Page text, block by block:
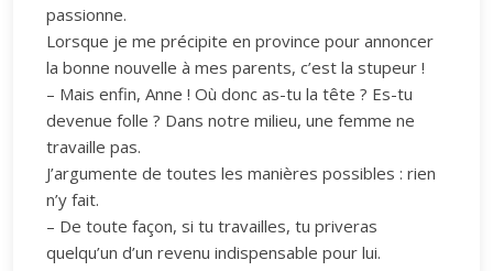
passionne.
Lorsque je me précipite en province pour annoncer
la bonne nouvelle à mes parents, c’est la stupeur !
– Mais enfin, Anne ! Où donc as-tu la tête ? Es-tu
devenue folle ? Dans notre milieu, une femme ne
travaille pas.
J’argumente de toutes les manières possibles : rien
n’y fait.
– De toute façon, si tu travailles, tu priveras
quelqu’un d’un revenu indispensable pour lui.